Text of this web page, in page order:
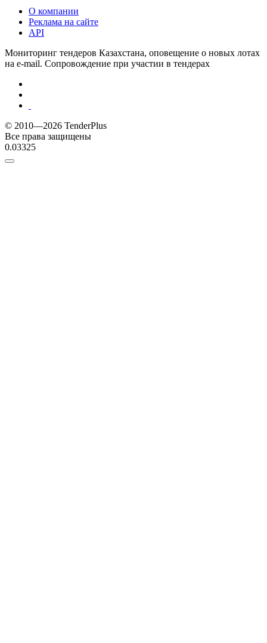
О компании
Реклама на сайте
API
Мониторинг тендеров Казахстана, оповещение о новых лотах
на e-mail. Сопровождение при участии в тендерах
© 2010—2026 TenderPlus
Все права защищены
0.03325